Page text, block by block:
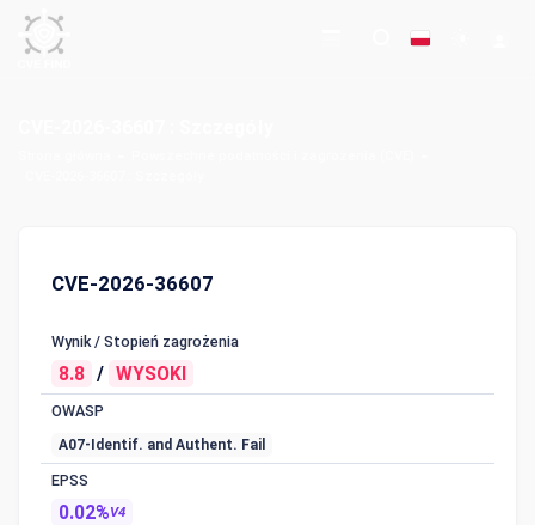
CVE-2026-36607
Wynik / Stopień zagrożenia
8.8 / WYSOKI
OWASP
A07-Identif. and Authent. Fail
EPSS
0.02%V4